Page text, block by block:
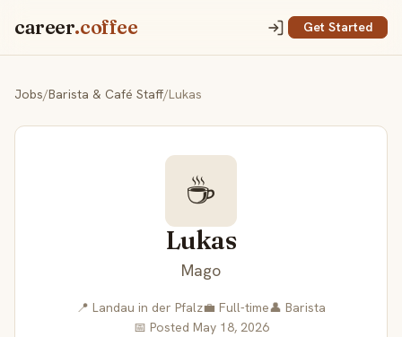
career.coffee Get Started
Jobs/Barista & Café Staff/Lukas
☕
Lukas
Mago
📍 Landau in der Pfalz💼 Full-time👤 Barista
📅 Posted May 18, 2026